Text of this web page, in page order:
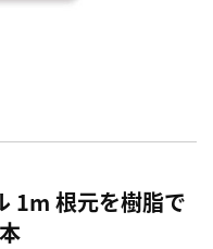
1m 根元を樹脂で